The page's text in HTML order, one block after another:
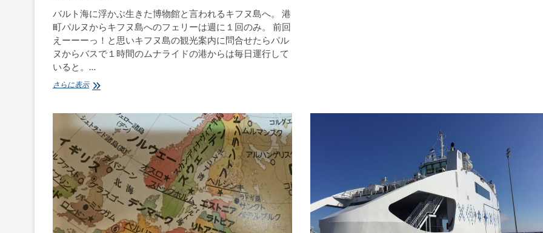
バルト海に浮かぶ生きた博物館と言われるキフヌ島へ。 港
町パルヌからキフヌ島へのフェリーは週に１回のみ。 前回
えーーーっ！と思いキフヌ島の観光案内に問合せたらパル
ヌからバスで１時間のムナライドの港からは毎日運行して
いると。…
さらに表示バ
三
国
事
を
訪
ね
る
旅〜
vol.5